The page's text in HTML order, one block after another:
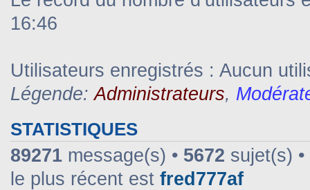
16:46
Utilisateurs enregistrés : Aucun
Légende:Administrateurs,
STATISTIQUES
89271 message(s) • 5672 sujet(s) •
le plus récent est fred777af